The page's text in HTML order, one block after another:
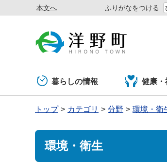
本文へ ふりがなをつける
暮らしの情報 健康・
トップ カテゴリ 分野 環境・衛
環境・衛生